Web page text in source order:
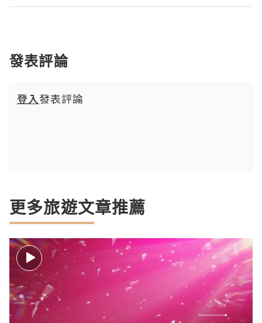
發表評論
登入發表評論
更多旅遊文章推薦